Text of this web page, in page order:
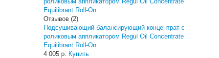
Отзывов (2)
Подсушивающий балансирующий концентрат с
роликовым аппликатором Regul Oil Concentrate
Equilibrant Roll-On
4 005 р.
Купить